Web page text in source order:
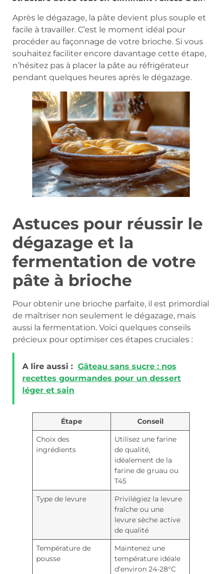
Après le dégazage, la pâte devient plus souple et
facile à travailler. C’est le moment idéal pour
procéder au façonnage de votre brioche. Si vous
souhaitez faciliter encore davantage cette étape,
n’hésitez pas à placer la pâte au réfrigérateur
pendant quelques heures après le dégazage.
Astuces pour réussir le
dégazage et la
fermentation de votre
pâte à brioche
Pour obtenir une brioche parfaite, il est primordial
de maîtriser non seulement le dégazage, mais
aussi la fermentation. Voici quelques conseils
précieux pour optimiser ces étapes cruciales :
A lire aussi : Gâteau sans sucre : nos
recettes gourmandes pour un dessert
léger et sain
Étape
Conseil
Choix des
ingrédients
Utilisez une farine
de qualité,
idéalement de la
farine de gruau ou
T45
Type de levure
Privilégiez la levure
fraîche ou une
levure sèche active
de qualité
Température de
pousse
Maintenez une
température idéale
d’environ 24-28°C